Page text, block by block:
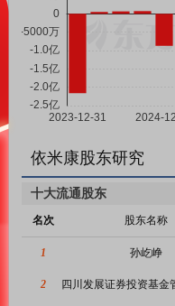
依米康股东研究
十大流通股东
名次 股东名称
1 孙屹峥
2